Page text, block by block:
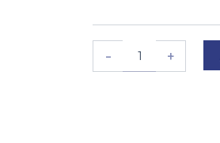
-
cantidad
+